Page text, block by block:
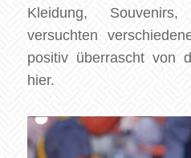
Kleidung,
versuchten
positiv überrascht von
hier.